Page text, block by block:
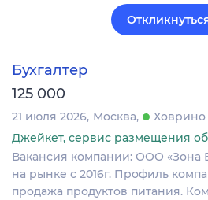
Бухгалтер
125 000
21 июля 2026 Москва
Ховрино
Джейкет, сервис размещения
Вакансия компании: ООО «Зона
на рынке с 2016г. Профиль
продажа продуктов питания.